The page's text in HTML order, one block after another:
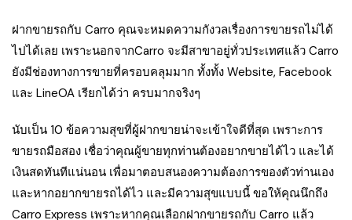
ฝากขายรถกับ Carro คุณจะหมดความกังวลเรื่องการขายรถไม่ได้
ไปได้เลย เพราะนอกจากCarro จะมีสาขาอยู่ทั่วประเทศแล้ว Carro
ยังมีช่องทางการขายที่ครอบคลุมมาก ทั้งทั้ง Website, Facebook
และ LineOA เรียกได้ว่า ครบมากจริงๆ
นับเป็น 10 ข้อความสุขที่ผู้ฝากขายน่าจะเข้าใจดีที่สุด เพราะการ
ขายรถมือสอง เชื่อว่าคุณผู้ขายทุกท่านต้องอยากขายได้ไว และได้
เงินสดทันทีแน่นอน เพื่อมาตอบสนองความต้องการของตัวท่านเอง
และหากอยากขายรถได้ไว และมีความสุขแบบนี้ ขอให้คุณนึกถึง
Carro Express เพราะหากคุณเลือกฝากขายรถกับ Carro แล้ว